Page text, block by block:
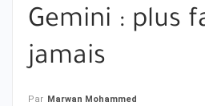
Gemini : plus
jamais
Par Marwan Mohammed